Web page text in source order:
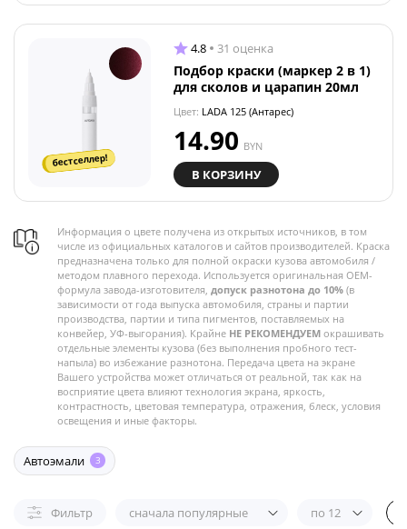
бестселлер!
4.8 31 оценка
Подбор краски (маркер 2 в 1)
для сколов и царапин 20мл
Цвет: LADA 125 (Антарес)
14.90 BYN
В КОРЗИНУ
Информация о цвете получена из открытых источников, в том
числе из официальных каталогов и сайтов производителей. Краска
предназначена только для полной окраски кузова автомобиля /
методом плавного перехода. Используется оригинальная OEM-
формула завода-изготовителя, допуск разнотона до 10% (в
зависимости от года выпуска автомобиля, страны и партии
производства, партии и типа пигментов, поставляемых на
конвейер, УФ-выгорания). Крайне НЕ РЕКОМЕНДУЕМ окрашивать
отдельные элементы кузова (без выполнения пробного тест-
напыла) во избежание разнотона. Передача цвета на экране
Вашего устройства может отличаться от реальной, так как на
восприятие цвета влияют технология экрана, яркость,
контрастность, цветовая температура, отражения, блеск, условия
освещения и иные факторы.
Автоэмали 3
Фильтр сначала популярные по 12